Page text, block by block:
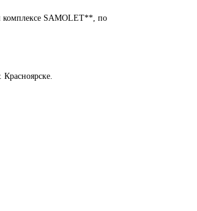
комплексе SAMOLET**, по